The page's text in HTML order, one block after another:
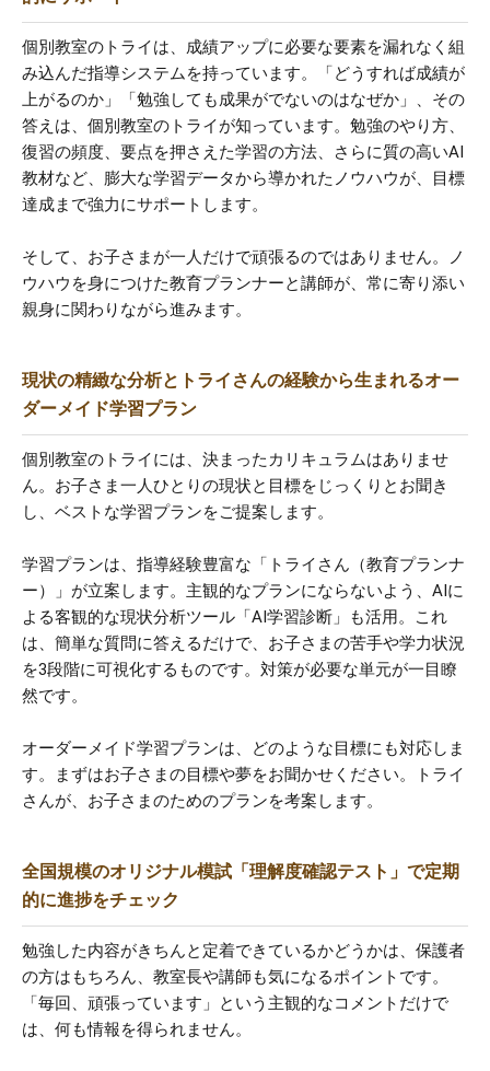
個別教室のトライは、成績アップに必要な要素を漏れなく組
み込んだ指導システムを持っています。「どうすれば成績が
上がるのか」「勉強しても成果がでないのはなぜか」、その
答えは、個別教室のトライが知っています。勉強のやり方、
復習の頻度、要点を押さえた学習の方法、さらに質の高いAI
教材など、膨大な学習データから導かれたノウハウが、目標
達成まで強力にサポートします。
そして、お子さまが一人だけで頑張るのではありません。ノ
ウハウを身につけた教育プランナーと講師が、常に寄り添い
親身に関わりながら進みます。
現状の精緻な分析とトライさんの経験から生まれるオー
ダーメイド学習プラン
個別教室のトライには、決まったカリキュラムはありませ
ん。お子さま一人ひとりの現状と目標をじっくりとお聞き
し、ベストな学習プランをご提案します。
学習プランは、指導経験豊富な「トライさん（教育プランナ
ー）」が立案します。主観的なプランにならないよう、AIに
よる客観的な現状分析ツール「AI学習診断」も活用。これ
は、簡単な質問に答えるだけで、お子さまの苦手や学力状況
を3段階に可視化するものです。対策が必要な単元が一目瞭
然です。
オーダーメイド学習プランは、どのような目標にも対応しま
す。まずはお子さまの目標や夢をお聞かせください。トライ
さんが、お子さまのためのプランを考案します。
全国規模のオリジナル模試「理解度確認テスト」で定期
的に進捗をチェック
勉強した内容がきちんと定着できているかどうかは、保護者
の方はもちろん、教室長や講師も気になるポイントです。
「毎回、頑張っています」という主観的なコメントだけで
は、何も情報を得られません。